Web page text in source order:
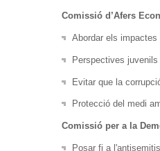
Comissió d’Afers
Abordar els
Perspectives
Evitar que la
Protecció del medi
Comissió per a la
Posar fi a